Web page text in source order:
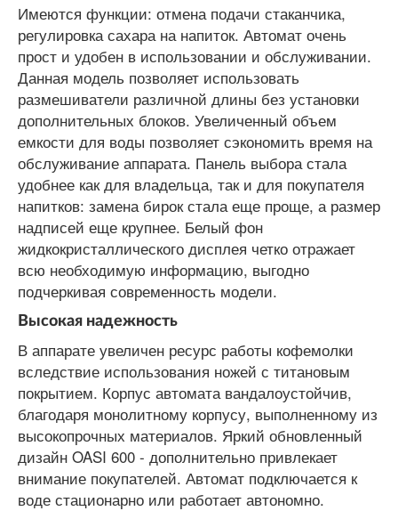
Имеются функции: отмена подачи стаканчика,
регулировка сахара на напиток. Автомат очень
прост и удобен в использовании и обслуживании.
Данная модель позволяет использовать
размешиватели различной длины без установки
дополнительных блоков. Увеличенный объем
емкости для воды позволяет сэкономить время на
обслуживание аппарата. Панель выбора стала
удобнее как для владельца, так и для покупателя
напитков: замена бирок стала еще проще, а размер
надписей еще крупнее. Белый фон
жидкокристаллического дисплея четко отражает
всю необходимую информацию, выгодно
подчеркивая современность модели.
Высокая надежность
В аппарате увеличен ресурс работы кофемолки
вследствие использования ножей с титановым
покрытием. Корпус автомата вандалоустойчив,
благодаря монолитному корпусу, выполненному из
высокопрочных материалов. Яркий обновленный
дизайн OASI 600 - дополнительно привлекает
внимание покупателей. Автомат подключается к
воде стационарно или работает автономно.